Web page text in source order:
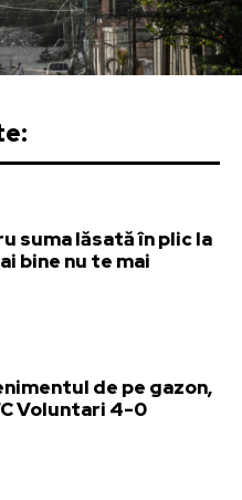
suma lăsată în plic la
bine nu te mai
de pe gazon,
Voluntari 4-0